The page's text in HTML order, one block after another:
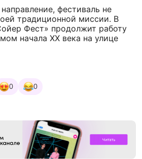
фестиваль не
традиционной миссии. В
Фест» продолжит работу
начала XX века на улице
0 0